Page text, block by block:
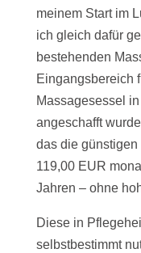
meinem Start im
ich gleich dafür
bestehenden
Eingangsbereich
Massagesessel
angeschafft
das die
119,00 EUR
Jahren – ohne
Diese in
selbstbestimmt